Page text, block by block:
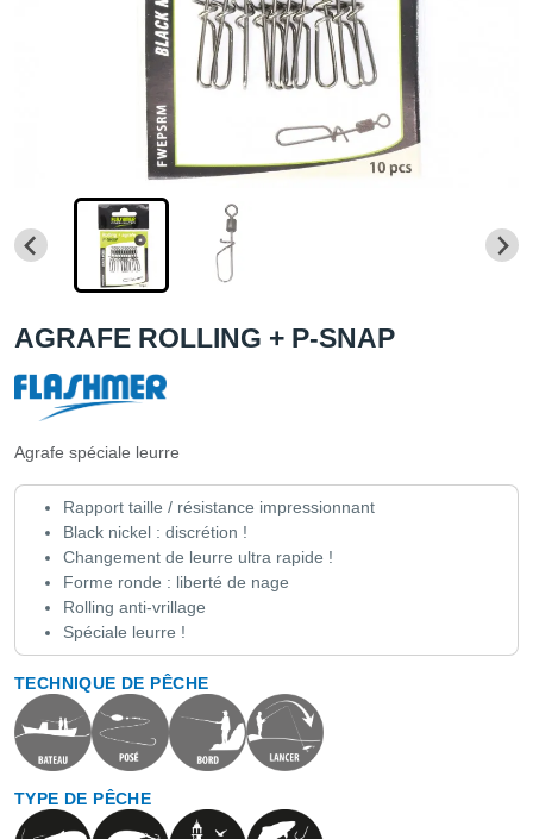
AGRAFE ROLLING + P-SNAP
Agrafe spéciale leurre
Rapport taille / résistance impressionnant
Black nickel : discrétion !
Changement de leurre ultra rapide !
Forme ronde : liberté de nage
Rolling anti-vrillage
Spéciale leurre !
TECHNIQUE DE PÊCHE
TYPE DE PÊCHE